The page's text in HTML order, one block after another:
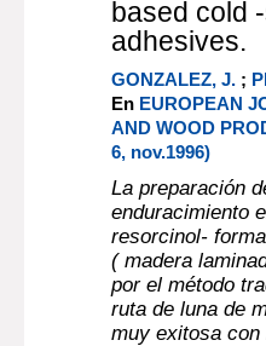
based cold
adhesives.
GONZALEZ, J. ;
En EUROPEAN
AND WOOD
6, nov.1996)
La preparación
enduracimiento
resorcinol-
( madera
por el método
ruta de luna de
muy exitosa